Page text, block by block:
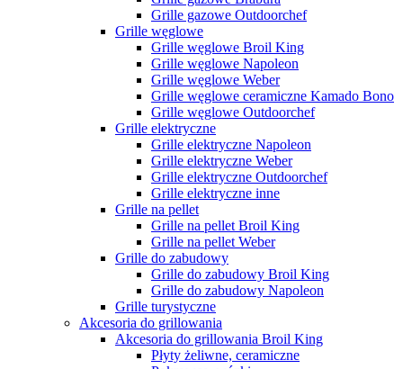
Grille gazowe Outdoorchef
Grille węglowe
Grille węglowe Broil King
Grille węglowe Napoleon
Grille węglowe Weber
Grille węglowe ceramiczne Kamado Bono
Grille węglowe Outdoorchef
Grille elektryczne
Grille elektryczne Napoleon
Grille elektryczne Weber
Grille elektryczne Outdoorchef
Grille elektryczne inne
Grille na pellet
Grille na pellet Broil King
Grille na pellet Weber
Grille do zabudowy
Grille do zabudowy Broil King
Grille do zabudowy Napoleon
Grille turystyczne
Akcesoria do grillowania
Akcesoria do grillowania Broil King
Płyty żeliwne, ceramiczne